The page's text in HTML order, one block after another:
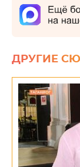
ДРУГИЕ